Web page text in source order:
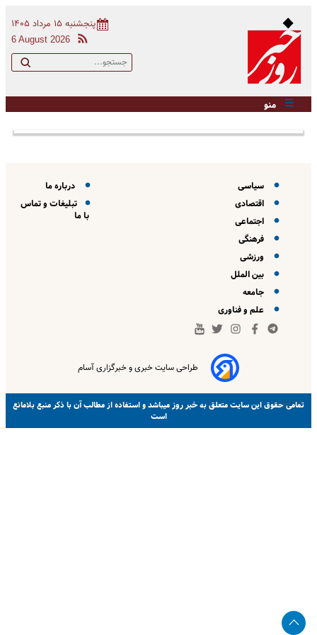
پنجشنبه ۱۵ مرداد ۱۴۰۵
6 August 2026
منو
سیاسی
اقتصادی
اجتماعی
فرهنگی
ورزشی
بین الملل
جامعه
علم و فناوری
درباره ما
تبلیغات و تماس
با ما
طراحی سایت خبری و خبرگزاری آسام
تمامی حقوق این سایت متعلق بهخبر روزمیباشد و استفاده از مطالب آن با ذکر منبع بلامانع
است